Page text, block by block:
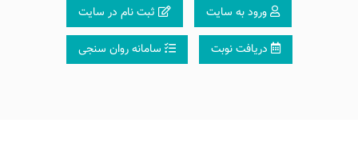
ورود به سایت ثبت نام در سایت
دریافت نوبت سامانه روان سنجی